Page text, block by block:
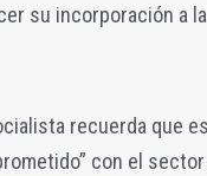
su incorporación a
recuerda que
con el